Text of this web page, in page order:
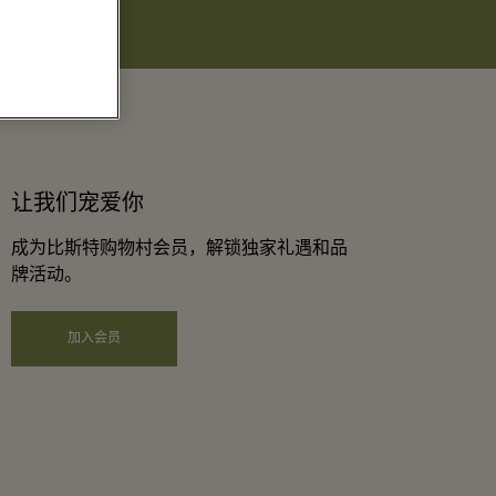
让我们宠爱你
成为比斯特购物村会员，解锁独家礼遇和品
牌活动。
加入会员